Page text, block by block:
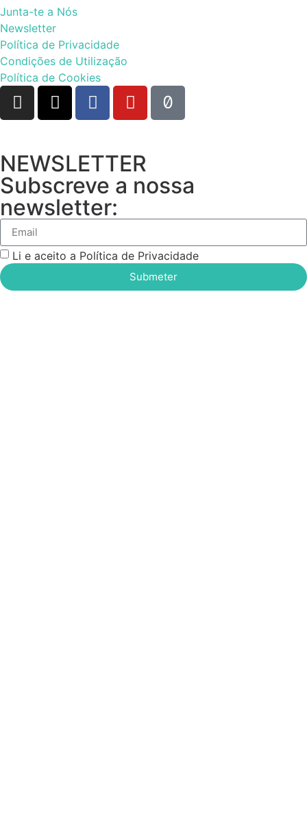
Junta-te a Nós
Newsletter
Política de Privacidade
Condições de Utilização
Política de Cookies
NEWSLETTER
Subscreve a nossa
newsletter:
Li e aceito a Política de Privacidade
Submeter